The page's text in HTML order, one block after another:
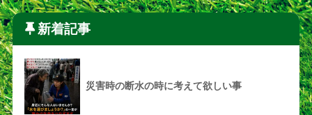
新着記事
災害時の断水の時に考えて欲しい事